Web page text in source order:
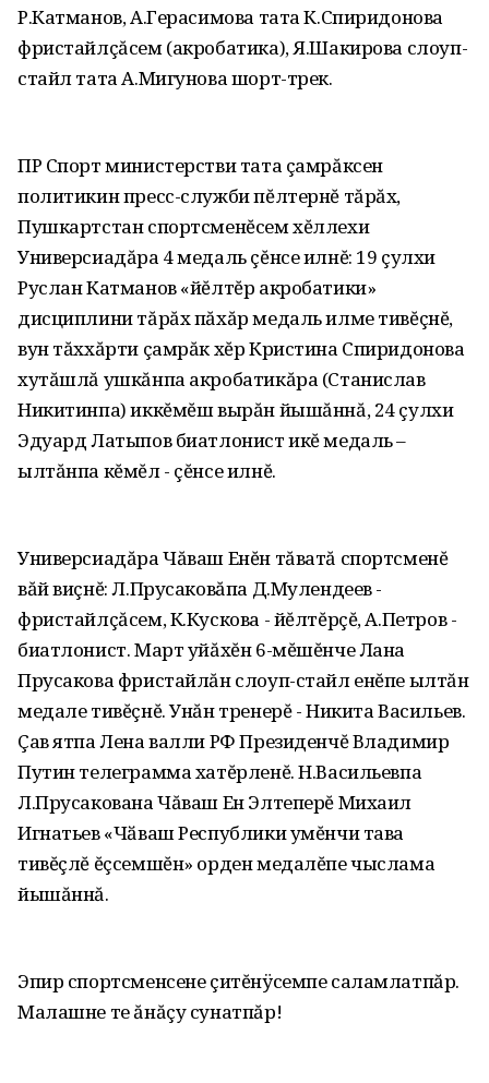
Р.Катманов‚ А.Герасимова тата К.Спиридонова
фристайлçăсем (акробатика), Я.Шакирова слоуп-
стайл тата А.Мигунова шорт-трек.
ПР Спорт министерстви тата çамрăксен
политикин пресс-служби пĕлтернĕ тăрăх‚
Пушкартстан спортсменĕсем хĕллехи
Универсиадăра 4 медаль çĕнсе илнĕ: 19 çулхи
Руслан Катманов «йĕлтĕр акробатики»
дисциплини тăрăх пăхăр медаль илме тивĕçнĕ‚
вун тăххăрти çамрăк хĕр Кристина Спиридонова
хутăшлă ушкăнпа акробатикăра (Станислав
Никитинпа) иккĕмĕш вырăн йышăннă‚ 24 çулхи
Эдуард Латыпов биатлонист икĕ медаль –
ылтăнпа кĕмĕл - çĕнсе илнĕ.
Универсиадăра Чăваш Енĕн тăватă спортсменĕ
вăй виçнĕ: Л.Прусаковăпа Д.Мулендеев -
фристайлçăсем, К.Кускова - йĕлтĕрçĕ, А.Петров -
биатлонист. Март уйăхĕн 6-мĕшĕнче Лана
Прусакова фристайлăн слоуп-стайл енĕпе ылтăн
медале тивĕçнĕ. Унăн тренерĕ - Никита Васильев.
Çав ятпа Лена валли РФ Президенчĕ Владимир
Путин телеграмма хатĕрленĕ. Н.Васильевпа
Л.Прусакована Чăваш Ен Элтеперĕ Михаил
Игнатьев «Чӑваш Республики умĕнчи тава
тивĕçлĕ ĕçсемшĕн» орден медалĕпе чыслама
йышăннă.
Эпир спортсменсене çитĕнÿсемпе саламлатпăр.
Малашне те ăнăçу сунатпăр!